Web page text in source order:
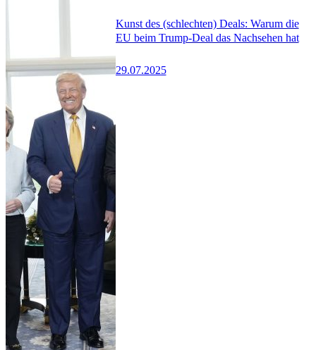
Kunst des (schlechten) Deals: Warum die
EU beim Trump-Deal das Nachsehen hat
29.07.2025